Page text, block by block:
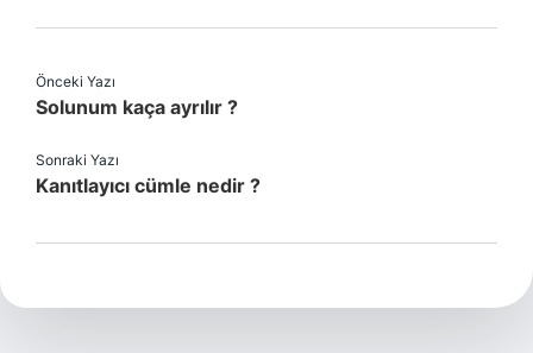
Önceki Yazı
Solunum kaça ayrılır ?
Sonraki Yazı
Kanıtlayıcı cümle nedir ?